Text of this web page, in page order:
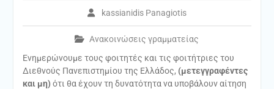
kassianidis Panagiotis
Ανακοινώσεις γραμματείας
Ενημερώνουμε τους φοιτητές και τις φοιτήτριες του
Διεθνούς Πανεπιστημίου της Ελλάδος, (μετεγγραφέντες
και μη) ότι θα έχουν τη δυνατότητα να υποβάλουν αίτηση